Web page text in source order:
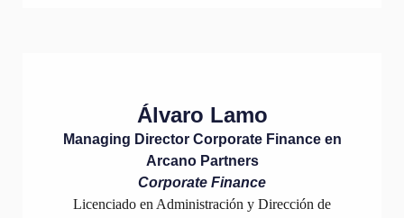
Álvaro Lamo
Managing Director Corporate Finance en
Arcano Partners
Corporate Finance
Licenciado en Administración y Dirección de